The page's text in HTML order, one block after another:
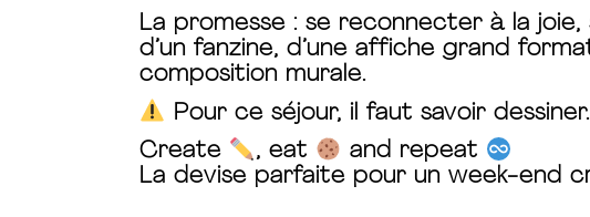
La promesse : se reconnecter à la joie,
d’un fanzine, d’une affiche grand
composition murale.
Pour ce séjour, il faut savoir dessiner.
Create
, eat and repeat
La devise parfaite pour un week-end